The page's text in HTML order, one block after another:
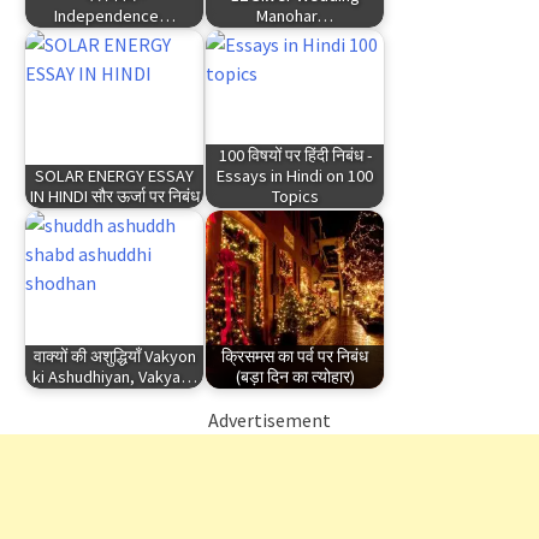
Independence…
Manohar…
SOLAR ENERGY ESSAY
IN HINDI सौर ऊर्जा पर निबंध
100 विषयों पर हिंदी निबंध -
Essays in Hindi on 100
Topics
वाक्यों की अशुद्धियाँ Vakyon
ki Ashudhiyan, Vakya…
क्रिसमस का पर्व पर निबंध
(बड़ा दिन का त्योहार)
Advertisement